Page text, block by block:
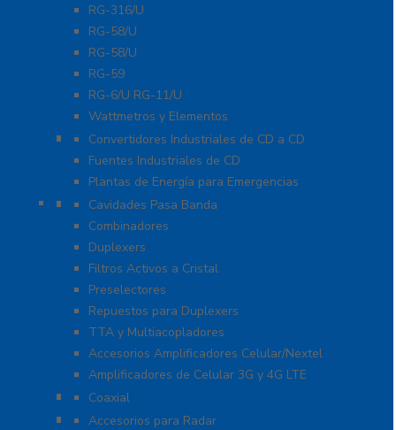
RG-316/U
RG-58/U
RG-58/U
RG-59
RG-6/U RG-11/U
Wattmetros y Elementos
Energía
Convertidores Industriales de CD a CD
Fuentes Industriales de CD
Plantas de Energía para Emergencias
Filtros y Sistemas en RF
Cavidades Pasa Banda
Combinadores
Duplexers
Filtros Activos a Cristal
Preselectores
Repuestos para Duplexers
TTA y Multiacopladores
Accesorios Amplificadores Celular/Nextel
Amplificadores de Celular 3G y 4G LTE
Protección Contra Descarga
Coaxial
Soluciones Marinas
Accesorios para Radar